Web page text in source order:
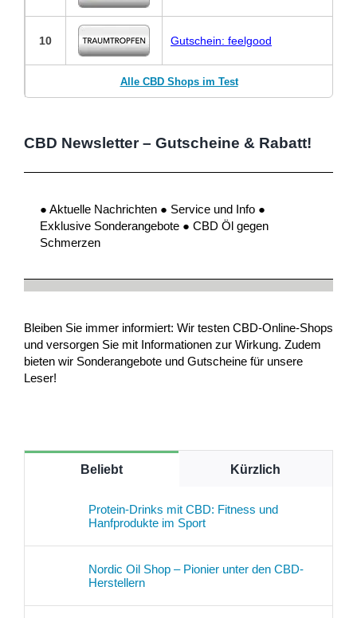
10 Gutschein: feelgood
Alle CBD Shops im Test
CBD Newsletter – Gutscheine & Rabatt!
● Aktuelle Nachrichten ● Service und Info ●
Exklusive Sonderangebote ● CBD Öl gegen
Schmerzen
Bleiben Sie immer informiert: Wir testen CBD-Online-Shops
und versorgen Sie mit Informationen zur Wirkung. Zudem
bieten wir Sonderangebote und Gutscheine für unsere
Leser!
Beliebt Kürzlich
Protein-Drinks mit CBD: Fitness und
Hanfprodukte im Sport
Nordic Oil Shop – Pionier unter den CBD-
Herstellern